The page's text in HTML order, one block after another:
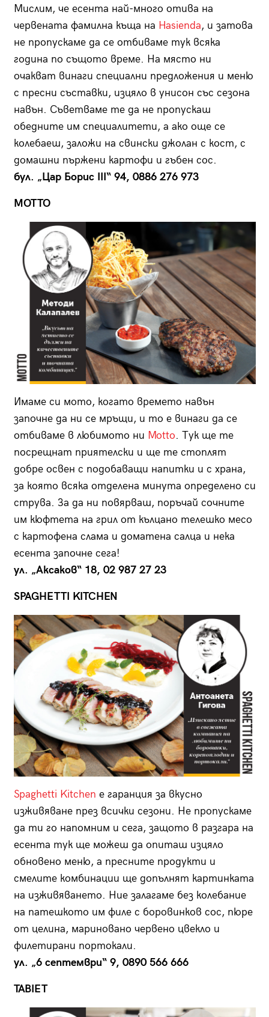
Мислим, че есента най-много отива на
червената фамилна къща на Hasienda, и затова
не пропускаме да се отбиваме тук всяка
година по същото време. На място ни
очакват винаги специал­ни предложения и меню
с пресни съставки, изцяло в унисон със сезона
навън. Съветваме те да не пропускаш
обедните им специалитети, а ако още се
колебаеш, заложи на свински джолан с кост, с
домашни пържени картофи и гъбен сос.
бул. „Цар Борис III“ 94, 0886 276 973
MOTTO
Имаме си мото, когато времето навън
започне да ни се мръщи, и то е винаги да се
отбиваме в любимото ни Motto. Тук ще те
посрещнат приятелски и ще те стоплят
добре освен с подобаващи напитки и с храна,
за която всяка отделена минута определено си
струва. За да ни повярваш, поръчай сочните
им кюфтета на грил от кълцано телешко месо
с картофена слама и доматена салца и нека
есента започне сега!
ул. „Аксаков“ 18, 02 987 27 23
SPAGHETTI KITCHEN
Spaghetti Kitchen е гаранция за вкусно
изживяване през всички сезони. Не пропускаме
да ти го напомним и сега, защото в разгара на
есента тук ще можеш да опиташ изцяло
обновено меню, а пресните продукти и
смелите комбинации ще допълнят картинката
на изживяването. Ние залагаме без колебание
на патешкото им филе с боровинков сос, пюре
от целина, мариновано червено цвекло и
филeтирани портокали.
ул. „6 септември“ 9, 0890 566 666
TABIET